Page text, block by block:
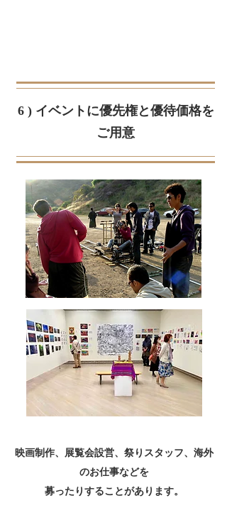
6 ) イベントに優先権と優待価格を
ご用意
映画制作、展覧会設営、祭りスタッフ、海外
のお仕事などを
募ったりすることがあります。